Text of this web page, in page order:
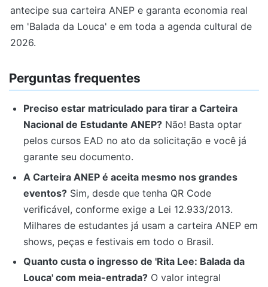
antecipe sua carteira ANEP e garanta economia real
em 'Balada da Louca' e em toda a agenda cultural de
2026.
Perguntas frequentes
Preciso estar matriculado para tirar a Carteira
Nacional de Estudante ANEP? Não! Basta optar
pelos cursos EAD no ato da solicitação e você já
garante seu documento.
A Carteira ANEP é aceita mesmo nos grandes
eventos? Sim, desde que tenha QR Code
verificável, conforme exige a Lei 12.933/2013.
Milhares de estudantes já usam a carteira ANEP em
shows, peças e festivais em todo o Brasil.
Quanto custa o ingresso de 'Rita Lee: Balada da
Louca' com meia-entrada? O valor integral